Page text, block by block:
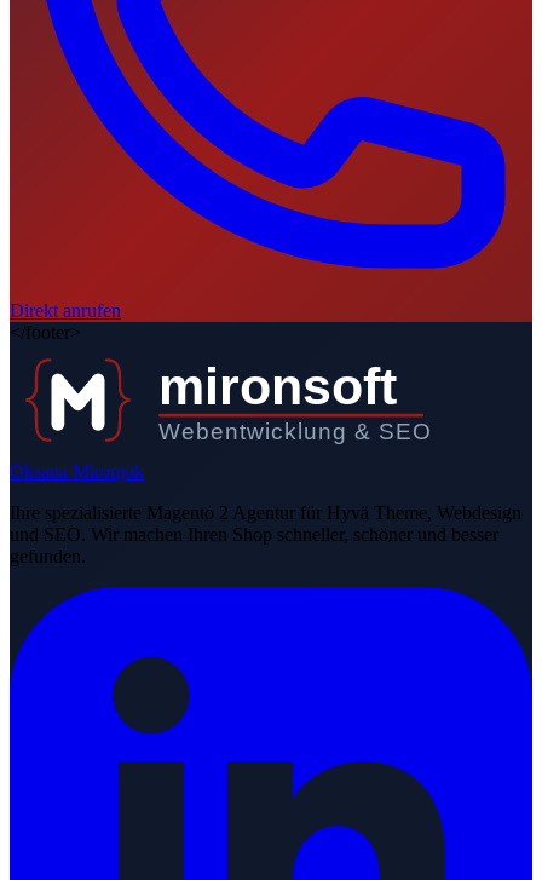
Direkt anrufen
</footer>
mironsoft
Webentwicklung & SEO
Oksana Mironjuk
Ihre spezialisierte Magento 2 Agentur für Hyvä Theme, Webdesign
und SEO. Wir machen Ihren Shop schneller, schöner und besser
gefunden.